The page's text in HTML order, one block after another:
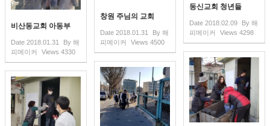
동신교회 청년들
Date 2018.02.09 By 해
피메이커
Views 4298
창원 주님의 교회
Date 2018.01.31 By 해
피메이커
Views 4500
비산동교회 아동부
Date 2018.01.31 By 해
피메이커
Views 4330